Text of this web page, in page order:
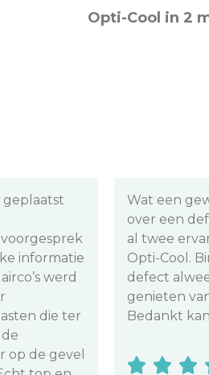
Opti-Cool in 2
had
vandaag
van
zij het
Wouter
onze
fijne uitleg.
  
Matthijs